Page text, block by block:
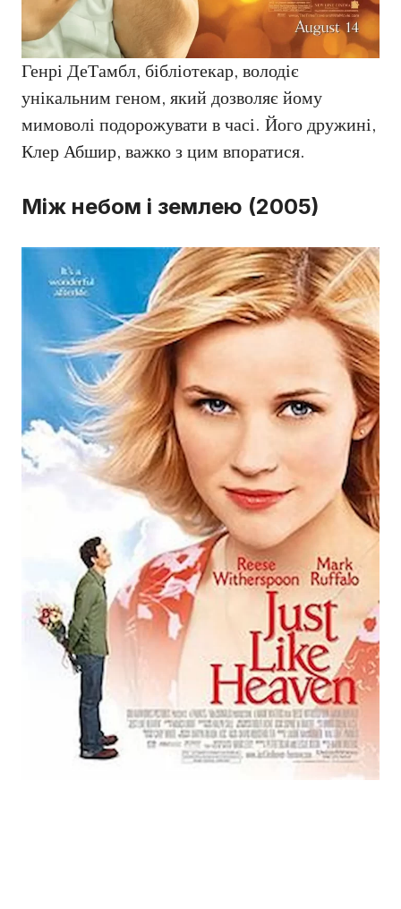
Генрі ДеТамбл, бібліотекар, володіє
унікальним геном, який дозволяє йому
мимоволі подорожувати в часі. Його дружині,
Клер Абшир, важко з цим впоратися.
Між небом і землею (2005)